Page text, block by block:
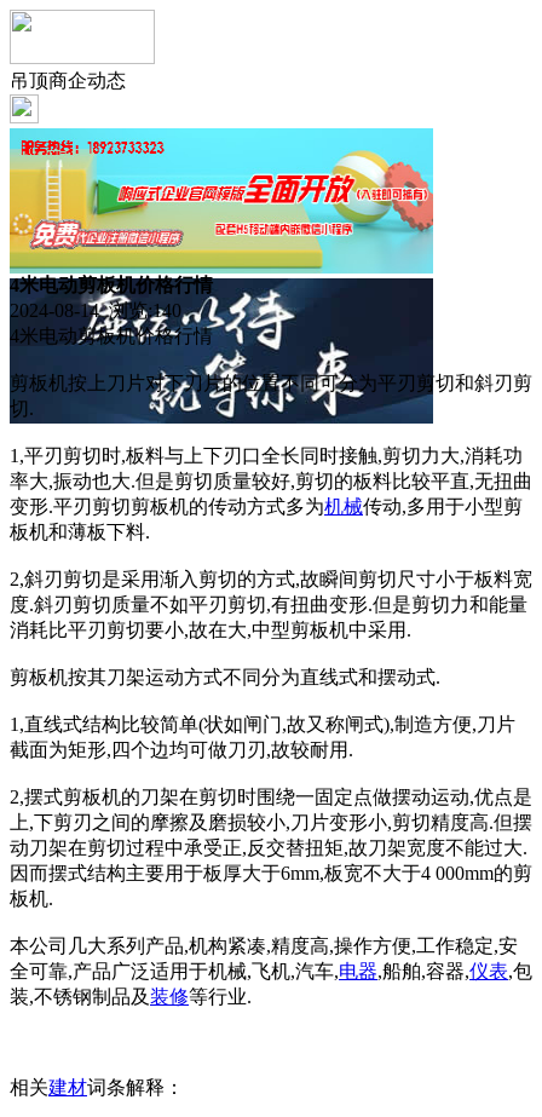
吊顶商企动态
4米电动剪板机价格行情
2024-08-14 浏览:140
4米电动剪板机价格行情
剪板机按上刀片对下刀片的位置不同可分为平刃剪切和斜刃剪
切.
1,平刃剪切时,板料与上下刃口全长同时接触,剪切力大,消耗功
率大,振动也大.但是剪切质量较好,剪切的板料比较平直,无扭曲
变形.平刃剪切剪板机的传动方式多为机械传动,多用于小型剪
板机和薄板下料.
2,斜刃剪切是采用渐入剪切的方式,故瞬间剪切尺寸小于板料宽
度.斜刃剪切质量不如平刃剪切,有扭曲变形.但是剪切力和能量
消耗比平刃剪切要小,故在大,中型剪板机中采用.
剪板机按其刀架运动方式不同分为直线式和摆动式.
1,直线式结构比较简单(状如闸门,故又称闸式),制造方便,刀片
截面为矩形,四个边均可做刀刃,故较耐用.
2,摆式剪板机的刀架在剪切时围绕一固定点做摆动运动,优点是
上,下剪刃之间的摩擦及磨损较小,刀片变形小,剪切精度高.但摆
动刀架在剪切过程中承受正,反交替扭矩,故刀架宽度不能过大.
因而摆式结构主要用于板厚大于6mm,板宽不大于4 000mm的剪
板机.
本公司几大系列产品,机构紧凑,精度高,操作方便,工作稳定,安
全可靠,产品广泛适用于机械,飞机,汽车,电器,船舶,容器,仪表,包
装,不锈钢制品及装修等行业.
相关建材词条解释：